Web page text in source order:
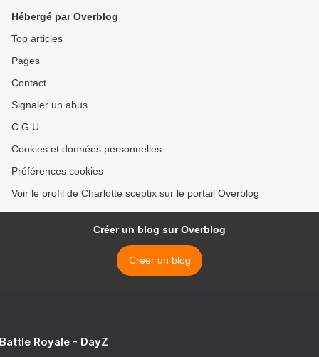
constitutionnels
Hébergé par Overblog
Top articles
Pages
Contact
Signaler un abus
C.G.U.
Cookies et données personnelles
Préférences cookies
Voir le profil de Charlotte sceptix sur le portail Overblog
Créer un blog sur Overblog
Créer un blog
Royale - DayZ